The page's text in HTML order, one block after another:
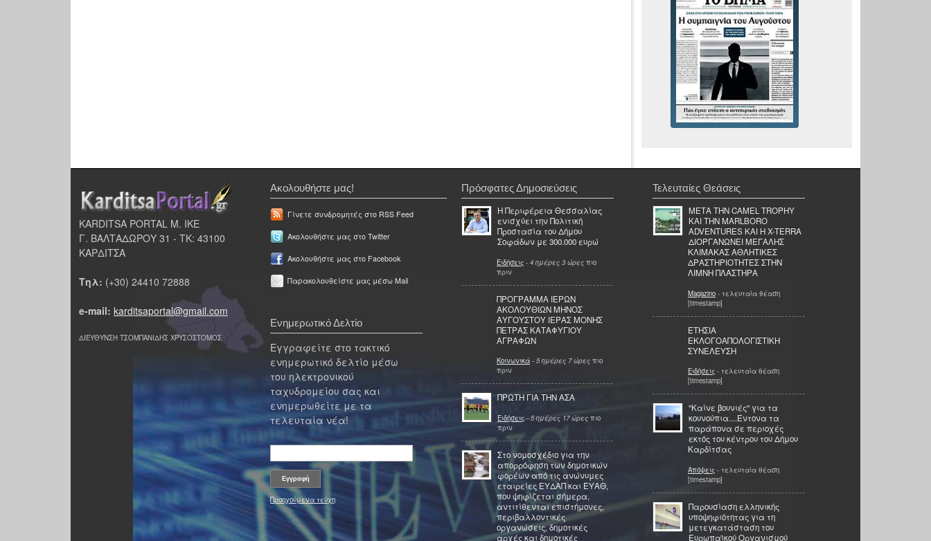
KARDITSA PORTAL Μ. ΙΚΕ
Γ. ΒΑΛΤΑΔΩΡΟΥ 31 - ΤΚ: 43100
ΚΑΡΔΙΤΣΑ
Τηλ: (+30) 24410 72888
e-mail: karditsaportal@gmail.com
ΔΙΕΥΘΥΝΣΗ ΤΣΟΜΠΑΝΙΔΗΣ ΧΡΥΣΟΣΤΟΜΟΣ
Ακολουθήστε μας!
Γίνετε συνδρομητές στο RSS Feed
Ακολουθήστε μας στο Twitter
Ακολουθήστε μας στο Facebook
Παρακολουθείστε μας μέσω Mail
Ενημερωτικό Δελτίο
Εγγραφείτε στο τακτικό
ενημερωτικό δελτίο μέσω
του ηλεκτρονικού
ταχυδρομείου σας και
ενημερωθείτε με τα
τελευταία νέα!
Προηγούμενα τεύχη
Πρόσφατες Δημοσιεύσεις
Η Περιφέρεια Θεσσαλίας
ενισχύει την Πολιτική
Προστασία του Δήμου
Σοφάδων με 300.000 ευρώ
Ειδήσεις - 4 ημέρες 3 ώρες πιο
πριν
ΠΡΟΓΡΑΜΜΑ ΙΕΡΩΝ
ΑΚΟΛΟΥΘΙΩΝ ΜΗΝΟΣ
ΑΥΓΟΥΣΤΟΥ ΙΕΡΑΣ ΜΟΝΗΣ
ΠΕΤΡΑΣ ΚΑΤΑΦΥΓΙΟΥ
ΑΓΡΑΦΩΝ
Κοινωνικά - 5 ημέρες 7 ώρες πιο
πριν
ΠΡΩΤΗ ΓΙΑ ΤΗΝ ΑΣΑ
Ειδήσεις - 5 ημέρες 17 ώρες πιο
πριν
Στο νομοσχέδιο για την
απορρόφηση των δημοτικών
φορέων από τις ανώνυμες
εταιρείες ΕΥΔΑΠ και ΕΥΑΘ,
που ψηφίζεται σήμερα,
αντιτίθενται επιστήμονες,
περιβαλλοντικές
οργανώσεις, δημοτικές
αρχές και δημοτικές
Τελευταίες Θεάσεις
ΜΕΤΑ ΤΗΝ CAMEL TROPHY
KAI THN MARLBORO
ADVENTURES KAI H X-TERRA
ΔΙΟΡΓΑΝΩΝΕΙ ΜΕΓΑΛΗΣ
ΚΛΙΜΑΚΑΣ ΑΘΛΗΤΙΚΕΣ
ΔΡΑΣΤΗΡΙΟΤΗΤΕΣ ΣΤΗΝ
ΛΙΜΝΗ ΠΛΑΣΤΗΡΑ
Magazino - τελευταία θέαση
[timestamp]
ΕΤΗΣΙΑ
ΕΚΛΟΓΟΑΠΟΛΟΓΙΣΤΙΚΗ
ΣΥΝΕΛΕΥΣΗ
Ειδήσεις - τελευταία θέαση
[timestamp]
''Καίνε βουνιές'' για τα
κουνούπια....Έντονα τα
παράπονα σε περιοχές
εκτός του κέντρου του Δήμου
Καρδίτσας
Απόψεις - τελευταία θέαση
[timestamp]
Παρουσίαση ελληνικής
υποψηφιότητας για τη
μετεγκατάσταση του
Ευρωπαϊκού Οργανισμού